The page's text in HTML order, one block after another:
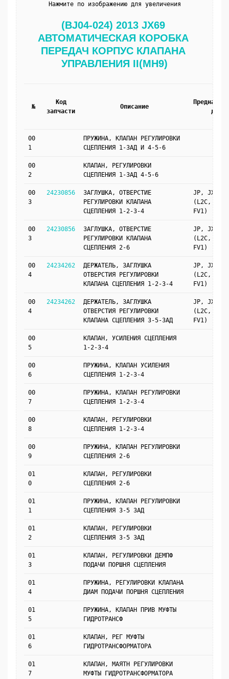
Нажмите по изображению для увеличения
(BJ04-024) 2013 JX69
АВТОМАТИЧЕСКАЯ КОРОБКА
ПЕРЕДАЧ КОРПУС КЛАПАНА
УПРАВЛЕНИЯ II(MH9)
№
Код
запчасти
Описание
для
00
1
ПРУЖИНА, КЛАПАН РЕГУЛИРОВКИ
СЦЕПЛЕНИЯ 1-ЗАД И 4-5-6
00
2
КЛАПАН, РЕГУЛИРОВКИ
СЦЕПЛЕНИЯ 1-ЗАД 4-5-6
00
3
24230856
ЗАГЛУШКА, ОТВЕРСТИЕ
РЕГУЛИРОВКИ КЛАПАНА
СЦЕПЛЕНИЯ 1-2-3-4
JP, JX69
(L2C, MH9,
FV1)
00
3
24230856
ЗАГЛУШКА, ОТВЕРСТИЕ
РЕГУЛИРОВКИ КЛАПАНА
СЦЕПЛЕНИЯ 2-6
JP, JX69
(L2C, MH9,
FV1)
00
4
24234262
ДЕРЖАТЕЛЬ, ЗАГЛУШКА
ОТВЕРСТИЯ РЕГУЛИРОВКИ
КЛАПАНА СЦЕПЛЕНИЯ 1-2-3-4
JP, JX69
(L2C, MH9,
FV1)
00
4
24234262
ДЕРЖАТЕЛЬ, ЗАГЛУШКА
ОТВЕРСТИЯ РЕГУЛИРОВКИ
КЛАПАНА СЦЕПЛЕНИЯ 3-5-ЗАД
JP, JX69
(L2C, MH9,
FV1)
00
5
КЛАПАН, УСИЛЕНИЯ СЦЕПЛЕНИЯ
1-2-3-4
00
6
ПРУЖИНА, КЛАПАН УСИЛЕНИЯ
СЦЕПЛЕНИЯ 1-2-3-4
00
7
ПРУЖИНА, КЛАПАН РЕГУЛИРОВКИ
СЦЕПЛЕНИЯ 1-2-3-4
00
8
КЛАПАН, РЕГУЛИРОВКИ
СЦЕПЛЕНИЯ 1-2-3-4
00
9
ПРУЖИНА, КЛАПАН РЕГУЛИРОВКИ
СЦЕПЛЕНИЯ 2-6
01
0
КЛАПАН, РЕГУЛИРОВКИ
СЦЕПЛЕНИЯ 2-6
01
1
ПРУЖИНА, КЛАПАН РЕГУЛИРОВКИ
СЦЕПЛЕНИЯ 3-5 ЗАД
01
2
КЛАПАН, РЕГУЛИРОВКИ
СЦЕПЛЕНИЯ 3-5 ЗАД
01
3
КЛАПАН, РЕГУЛИРОВКИ ДЕМПФ
ПОДАЧИ ПОРШНЯ СЦЕПЛЕНИЯ
01
4
ПРУЖИНА, РЕГУЛИРОВКИ КЛАПАНА
ДИАМ ПОДАЧИ ПОРШНЯ СЦЕПЛЕНИЯ
01
5
ПРУЖИНА, КЛАПАН ПРИВ МУФТЫ
ГИДРОТРАНСФ
01
6
КЛАПАН, РЕГ МУФТЫ
ГИДРОТРАНСФОРМАТОРА
01
7
КЛАПАН, МАЯТН РЕГУЛИРОВКИ
МУФТЫ ГИДРОТРАНСФОРМАТОРА